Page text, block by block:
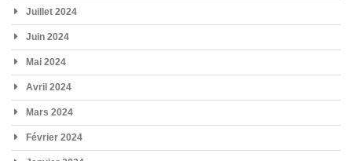
Juillet 2024
Juin 2024
Mai 2024
Avril 2024
Mars 2024
Février 2024